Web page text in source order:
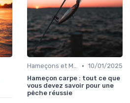
Hameçons et Montages • 10/01/2025
Hameçon carpe : tout ce que
vous devez savoir pour une
pêche réussie